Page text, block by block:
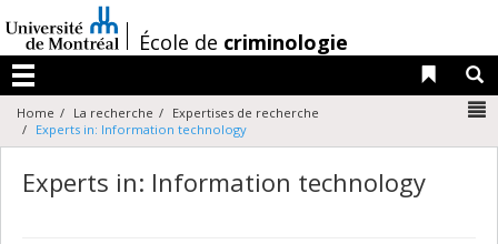
au
contenu
/École de criminologie
Menu
Liens
Home La recherche
Expertises de recherche
Experts in: Information technology
Experts in: Information technology